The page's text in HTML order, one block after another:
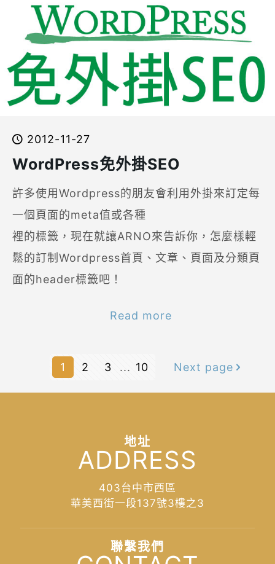
2012-11-27
WordPress免外掛SEO
許多使用Wordpress的朋友會利用外掛來訂定每
一個頁面的meta值或各種
裡的標籤，現在就讓ARNO來告訴你，怎麼樣輕
鬆的訂制Wordpress首頁、文章、頁面及分類頁
面的header標籤吧！
Read more
1 2 3 ... 10 Next page
地址
ADDRESS
403台中市西區
華美西街一段137號3樓之3
聯繫我們